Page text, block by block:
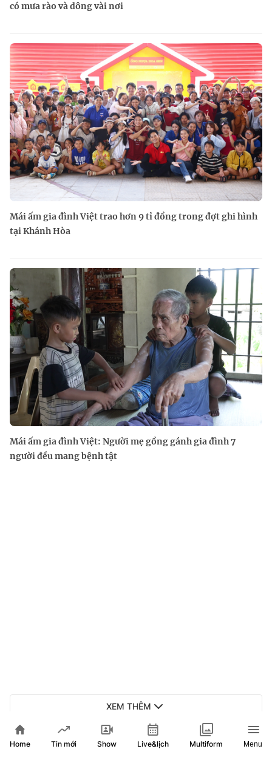
có mưa rào và dông vài nơi
Mái ấm gia đình Việt trao hơn 9 tỉ đồng trong đợt ghi hình
tại Khánh Hòa
Mái ấm gia đình Việt: Người mẹ gồng gánh gia đình 7
người đều mang bệnh tật
XEM THÊM
Home Tin mới Show Live&lịch Multiform Menu